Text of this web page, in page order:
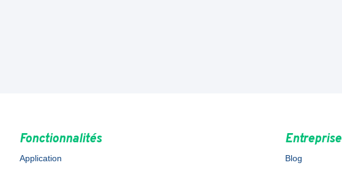
Fonctionnalités
Application
Entreprise
Blog